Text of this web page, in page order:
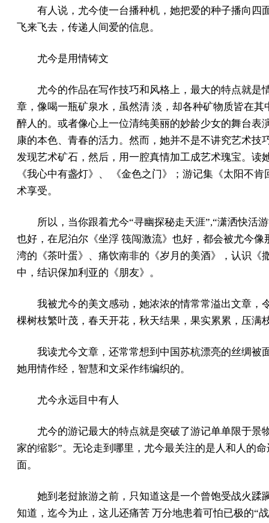
有人说，尤今使一台播种机，她把爱的种子播向四
飞来飞去，传递人间爱的信息。
尤今是用情铸文
尤今的作品在写作技巧和风格上，最大的特点就
章，像喝一瓶矿泉水，虽然清 淡，却各种矿物质皆在
醉人的。或者像心上一位清纯美丽的妙龄少女的舞台
康的本色、青春的活力。然而，她并不是不讲究艺术
发现艺术矿石，然后，用一腔真情加工成艺术瑰宝。
《我心中有盏灯》、 《金色之门》；游记集《太阳不
术享受。
所以，当你跟着尤今“寻幽探秘走天涯”,“潇洒快活
也好，在尼泊尔《坐浮 筏闯激流》也好，都会被尤今
湾的《茶叶蛋》、痛饮南非的《岁月的美酒》，认识
中，结识保加利亚的《朋友》。
我被尤今的美文感动，她浓浓的情常常溢出文章，
棵树枝繁叶茂，春天开花，秋天结果，果实累累，压
我读尤今文章，还常常想到中国苏杭漂亮的丝绸被
她用情作经，智慧和文采作纬编织的。
尤今永远目中有人
尤今的游记最大的特点就是突破了游记单单限于景
家的缩影”。无论走到哪里，尤今最关注的是人和人的
面。
她到老挝旅游之前，只知道这是一个曾饱受战火蹂
知道，迄今为止，这儿还痛苦 万分地患着可怕已极的“